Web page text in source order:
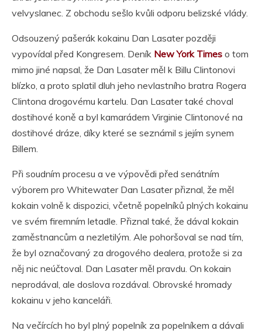
velvyslanec. Z obchodu sešlo kvůli odporu belizské vlády.
Odsouzený pašerák kokainu Dan Lasater později
vypovídal před Kongresem. Deník New York Times o tom
mimo jiné napsal, že Dan Lasater měl k Billu Clintonovi
blízko, a proto splatil dluh jeho nevlastního bratra Rogera
Clintona drogovému kartelu. Dan Lasater také choval
dostihové koně a byl kamarádem Virginie Clintonové na
dostihové dráze, díky které se seznámil s jejím synem
Billem.
Při soudním procesu a ve výpovědi před senátním
výborem pro Whitewater Dan Lasater přiznal, že měl
kokain volně k dispozici, včetně popelníků plných kokainu
ve svém firemním letadle. Přiznal také, že dával kokain
zaměstnancům a nezletilým. Ale pohoršoval se nad tím,
že byl označovaný za drogového dealera, protože si za
něj nic neúčtoval. Dan Lasater měl pravdu. On kokain
neprodával, ale doslova rozdával. Obrovské hromady
kokainu v jeho kanceláři.
Na večírcích ho byl plný popelník za popelníkem a dávali